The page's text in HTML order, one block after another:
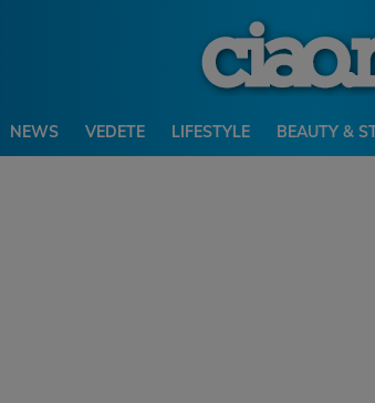
NEWS VEDETE LIFESTYLE BEAUTY &